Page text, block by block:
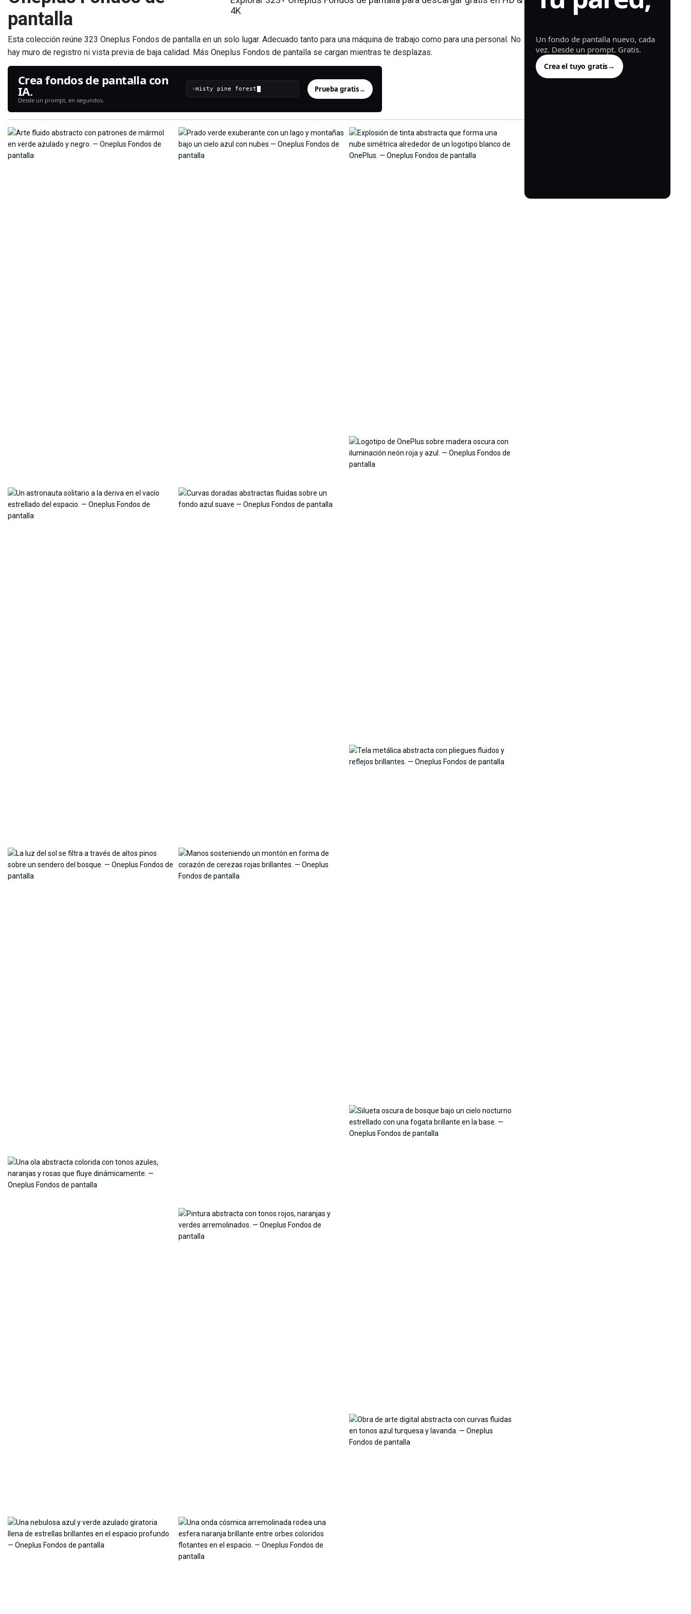
pantalla
4K
Esta colección reúne 323 Oneplus Fondos de pantalla en un solo lugar. Adecuado tanto para una máquina de trabajo como para una personal. No
hay muro de registro ni vista previa de baja calidad. Más Oneplus Fondos de pantalla se cargan mientras te desplazas.
Crea fondos de pantalla con
IA.
Desde un prompt, en segundos.
› Prueba gratis→
generada.
Un fondo de pantalla nuevo, cada
vez. Desde un prompt. Gratis.
Crea el tuyo gratis→